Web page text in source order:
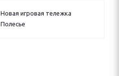
Новая игровая тележка
Полесье